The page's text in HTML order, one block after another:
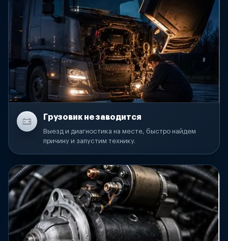
Грузовик не заводится
Выезд и диагностика на месте, быстро найдем
причину и запустим технику.